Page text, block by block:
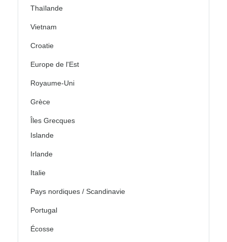
Thaïlande
Vietnam
Croatie
Europe de l'Est
Royaume-Uni
Grèce
Îles Grecques
Islande
Irlande
Italie
Pays nordiques / Scandinavie
Portugal
Écosse